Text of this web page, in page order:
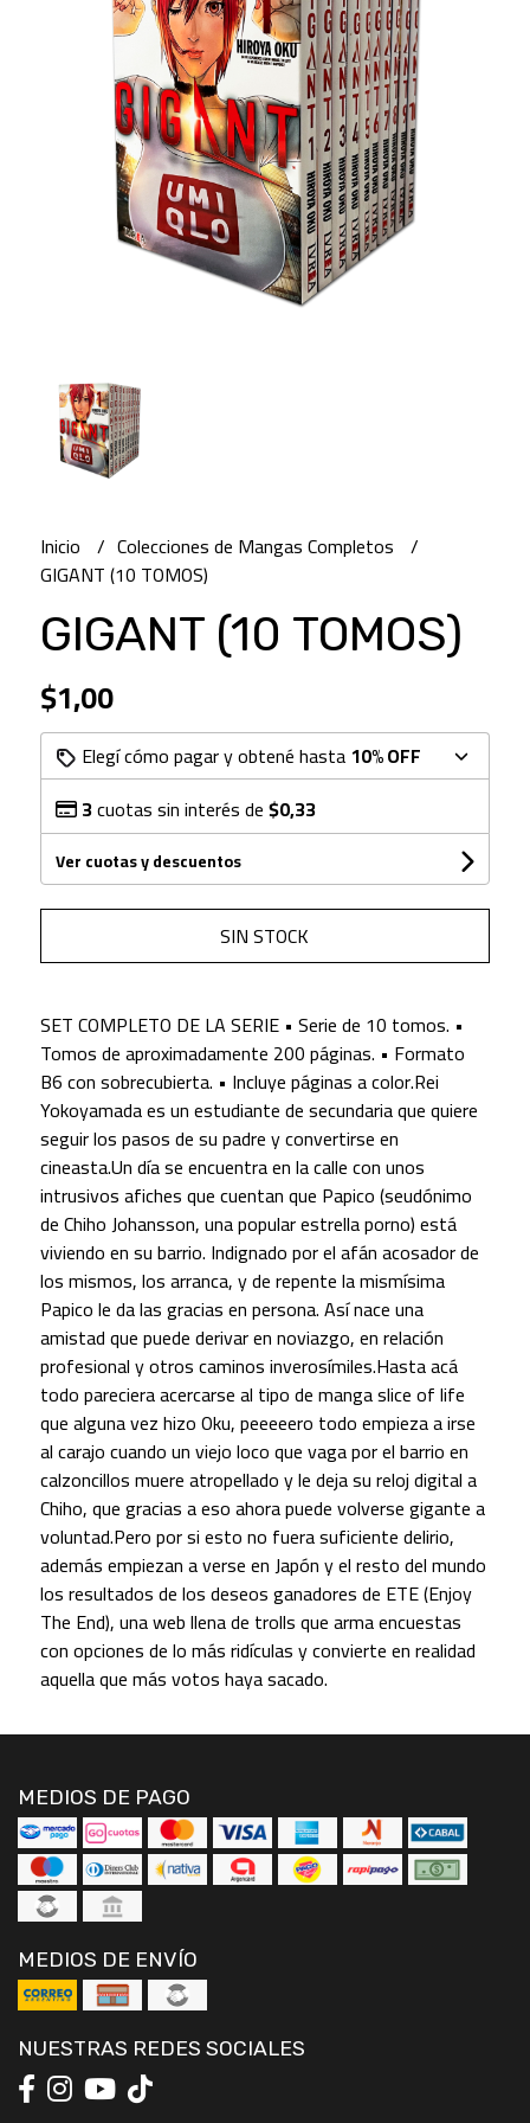
Inicio
Colecciones de Mangas Completos
GIGANT (10 TOMOS)
GIGANT (10 TOMOS)
$1,00
Elegí cómo pagar y obtené hasta 10% OFF
3cuotas sin interés de$0,33
Ver cuotas y descuentos
SIN STOCK
SET COMPLETO DE LA SERIE • Serie de 10 tomos. •
Tomos de aproximadamente 200 páginas. • Formato
B6 con sobrecubierta. • Incluye páginas a color.Rei
Yokoyamada es un estudiante de secundaria que quiere
seguir los pasos de su padre y convertirse en
cineasta.Un día se encuentra en la calle con unos
intrusivos afiches que cuentan que Papico (seudónimo
de Chiho Johansson, una popular estrella porno) está
viviendo en su barrio. Indignado por el afán acosador de
los mismos, los arranca, y de repente la mismísima
Papico le da las gracias en persona. Así nace una
amistad que puede derivar en noviazgo, en relación
profesional y otros caminos inverosímiles.Hasta acá
todo pareciera acercarse al tipo de manga slice of life
que alguna vez hizo Oku, peeeeero todo empieza a irse
al carajo cuando un viejo loco que vaga por el barrio en
calzoncillos muere atropellado y le deja su reloj digital a
Chiho, que gracias a eso ahora puede volverse gigante a
voluntad.Pero por si esto no fuera suficiente delirio,
además empiezan a verse en Japón y el resto del mundo
los resultados de los deseos ganadores de ETE (Enjoy
The End), una web llena de trolls que arma encuestas
con opciones de lo más ridículas y convierte en realidad
aquella que más votos haya sacado.
MEDIOS DE PAGO
MEDIOS DE ENVÍO
NUESTRAS REDES SOCIALES